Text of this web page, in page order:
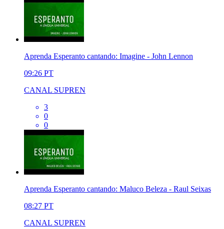
Aprenda Esperanto cantando: Imagine - John Lennon
09:26 PT
CANAL SUPREN
3
0
0
Aprenda Esperanto cantando: Maluco Beleza - Raul Seixas
08:27 PT
CANAL SUPREN